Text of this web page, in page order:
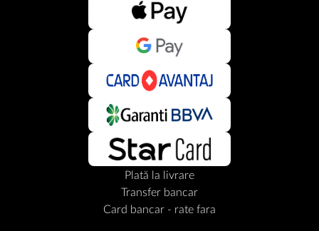
Plată la livrare
Transfer bancar
Card bancar - rate fara